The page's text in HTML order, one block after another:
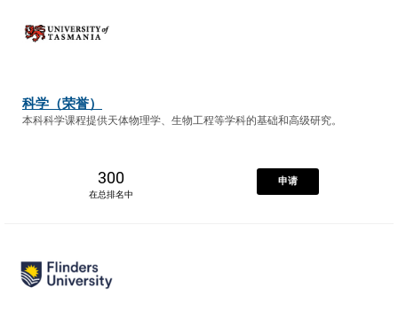
科学（荣誉）
本科科学课程提供天体物理学、生物工程等学科的基础和高级研究。
300
在总排名中
申请